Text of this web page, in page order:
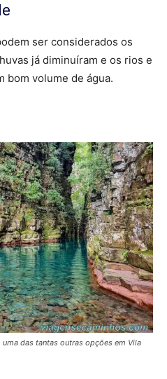
ser considerados os
já diminuíram e os rios e
bom volume de água.
das tantas outras opções em Vila